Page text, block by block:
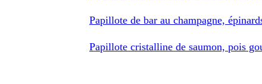
Papillote de bar au champagne,
Papillote cristalline de saumon, pois